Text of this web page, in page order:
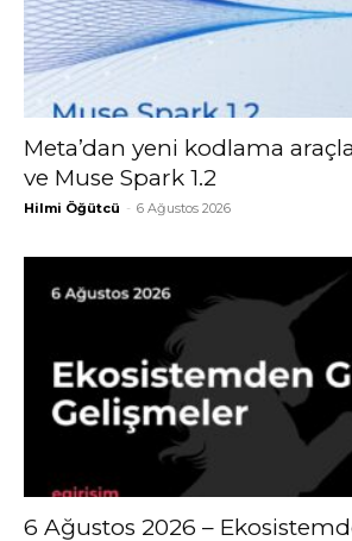
Meta’dan yeni kodlama
ve Muse Spark 1.2
Hilmi Öğütcü - 6 Ağustos 2026
6 Ağustos 2026 –